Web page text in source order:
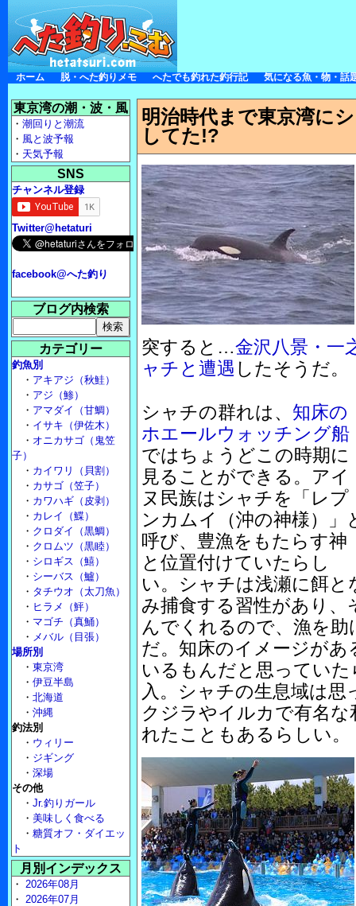
ホーム 脱・へた釣りメモ へたでも釣れた釣行記 気になる魚・物・話
明治時代まで東京湾に
してた!?
突すると…金沢八景・一
ャチと遭遇 したそうだ。
シャチの群れは、 知床の
ホエールウォッチング船
ではちょうどこの時期に
見ることができる。アイ
ヌ民族はシャチを「レプ
ンカムイ（沖の神様）」
呼び、豊漁をもたらす神
と位置付けていたらし
い。シャチは浅瀬に餌
み捕食する習性があり
んでくれるので、漁を
だ。知床のイメージが
いるもんだと思っていた
入。シャチの生息域は
クジラやイルカで有名
れたこともあるらしい。
東京湾の潮・波・風
・ 潮回りと潮流
・ 風と波予報
・ 天気予報
SNS
チャンネル登録
Twitter@hetaturi
facebook@へた釣り
ブログ内検索
カテゴリー
釣魚別
・ アキアジ（秋鮭）
・ アジ（鯵）
・ アマダイ（甘鯛）
・ イサキ（伊佐木）
・ オニカサゴ（鬼笠
子）
・ カイワリ（貝割）
・ カサゴ（笠子）
・ カワハギ（皮剥）
・ カレイ（鰈）
・ クロダイ（黒鯛）
・ クロムツ（黒睦）
・ シロギス（鱚）
・ シーバス（鱸）
・ タチウオ（太刀魚）
・ ヒラメ（鮃）
・ マゴチ（真鯒）
・ メバル（目張）
場所別
・ 東京湾
・ 伊豆半島
・ 北海道
・ 沖縄
釣法別
・ ウィリー
・ ジギング
・ 深場
その他
・ Jr.釣りガール
・ 美味しく食べる
・ 糖質オフ・ダイエッ
ト
月別インデックス
・ 2026年08月
・ 2026年07月